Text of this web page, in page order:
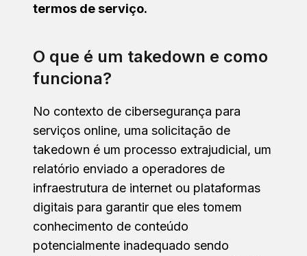
termos de serviço.
O que é um takedown e como
funciona?
No contexto de cibersegurança para
serviços online, uma solicitação de
takedown é um processo extrajudicial, um
relatório enviado a operadores de
infraestrutura de internet ou plataformas
digitais para garantir que eles tomem
conhecimento de conteúdo
potencialmente inadequado sendo